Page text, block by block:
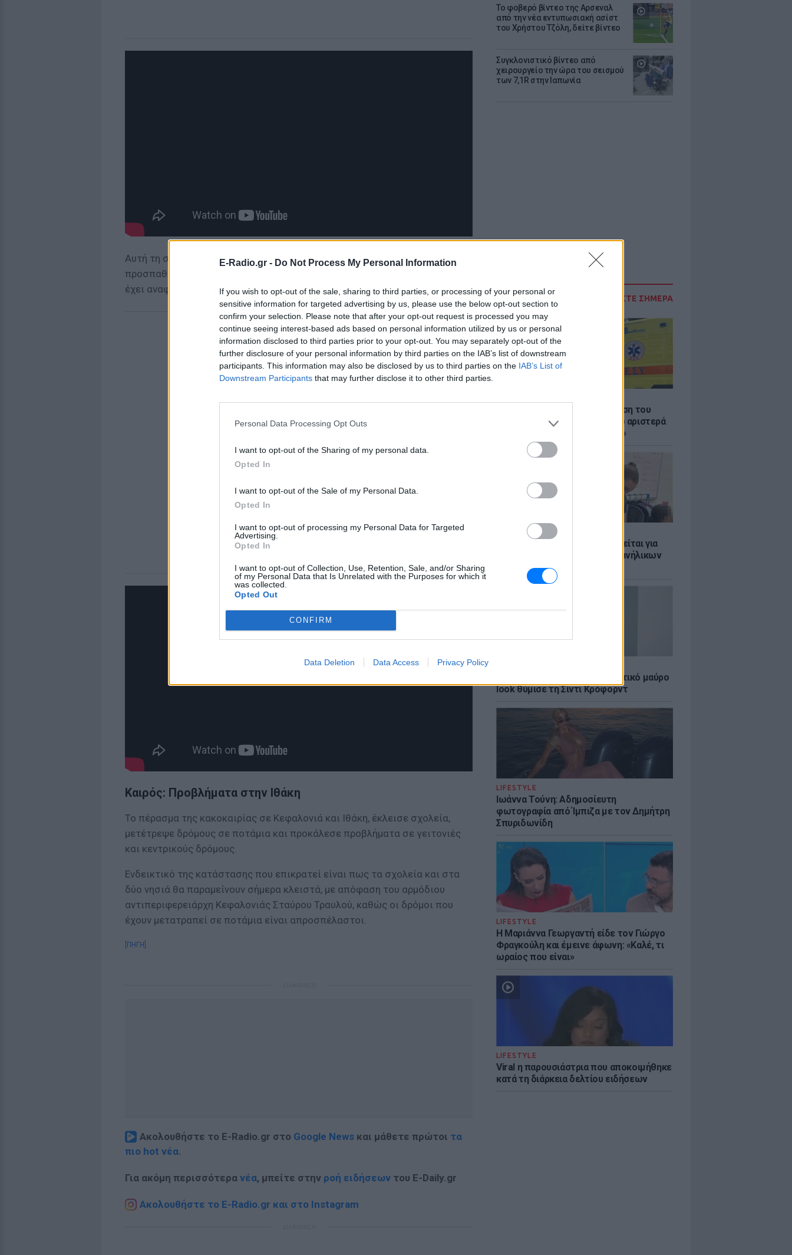
E-Radio.gr - Do Not Process My Personal Information
If you wish to opt-out of the sale, sharing to third parties, or processing of your personal or
sensitive information for targeted advertising by us, please use the below opt-out section to
confirm your selection. Please note that after your opt-out request is processed you may
continue seeing interest-based ads based on personal information utilized by us or personal
information disclosed to third parties prior to your opt-out. You may separately opt-out of the
further disclosure of your personal information by third parties on the IAB’s list of downstream
participants. This information may also be disclosed by us to third parties on the IAB’s List of
Downstream Participants that may further disclose it to other third parties.
Personal Data Processing Opt Outs
I want to opt-out of the Sharing of my personal data.
Opted In
I want to opt-out of the Sale of my Personal Data.
Opted In
I want to opt-out of processing my Personal Data for Targeted
Advertising.
Opted In
I want to opt-out of Collection, Use, Retention, Sale, and/or Sharing
of my Personal Data that Is Unrelated with the Purposes for which it
was collected.
Opted Out
CONFIRM
Data Deletion Data Access Privacy Policy
Το φοβερό βίντεο της Αρσεναλ
από την νέα εντυπωσιακή ασίστ
του Χρήστου Τζόλη, δείτε βίντεο
Συγκλονιστικό βίντεο από
χειρουργείο την ώρα του σεισμού
των 7,1R στην Ιαπωνία
ΔΙΑΒΑΣΤΕ ΣΗΜΕΡΑ
Σέρρες: Συγκλονίζει η κατάθεση του
οδηγού – «Κοίταξα να στρίψω αριστερά
για να γλιτώσω, δεν πρόλαβα»
ΕΙΔΗΣΕΙΣ
ΗΠΑ: Δασκάλα χορού κατηγορείται για
σeξουαλική κακοποίηση δύο ανήλικων
μαθητών της
Κάια Γκέρμπερ: Με αποκαλυπτικό μαύρο
look θύμισε τη Σίντι Κρόφορντ
LIFESTYLE
Ιωάννα Τούνη: Αδημοσίευτη
φωτογραφία από Ίμπιζα με τον Δημήτρη
Σπυριδωνίδη
LIFESTYLE
Η Μαριάννα Γεωργαντή είδε τον Γιώργο
Φραγκούλη και έμεινε άφωνη: «Καλέ, τι
ωραίος που είναι»
LIFESTYLE
Viral η παρουσιάστρια που αποκοιμήθηκε
κατά τη διάρκεια δελτίου ειδήσεων
Αυτή τη στιγμή συνεργεία του Δήμου, με σκαπτικά μηχανήματα και φορτηγά
προσπαθούν να επαναφέρουν την ομαλότητα στο Νύφι, όπου ευτυχώς δεν
έχει αναφερθεί κάποιος τραυματισμός ανθρώπου.
ΔΙΑΦΗΜΙΣΗ
Καιρός: Προβλήματα στην Ιθάκη
Το πέρασμα της κακοκαιρίας σε Κεφαλονιά και Ιθάκη, έκλεισε σχολεία,
μετέτρεψε δρόμους σε ποτάμια και προκάλεσε προβλήματα σε γειτονιές
και κεντρικούς δρόμους.
Ενδεικτικό της κατάστασης που επικρατεί είναι πως τα σχολεία και στα
δύο νησιά θα παραμείνουν σήμερα κλειστά, με απόφαση του αρμόδιου
αντιπεριφερειάρχη Κεφαλονιάς Σταύρου Τραυλού, καθώς οι δρόμοι που
έχουν μετατραπεί σε ποτάμια είναι απροσπέλαστοι.
[ΠΗΓΗ]
Ακολουθήστε το E-Radio.gr στο Google News και μάθετε πρώτοι τα
πιο hot νέα.
Για ακόμη περισσότερα νέα, μπείτε στην ροή ειδήσεων του E-Daily.gr
Ακολουθήστε το E-Radio.gr και στο Instagram